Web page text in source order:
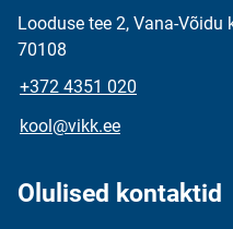
Looduse tee 2, Vana-
70108
+372 4351 020
kool@vikk.ee
Olulised kontaktid